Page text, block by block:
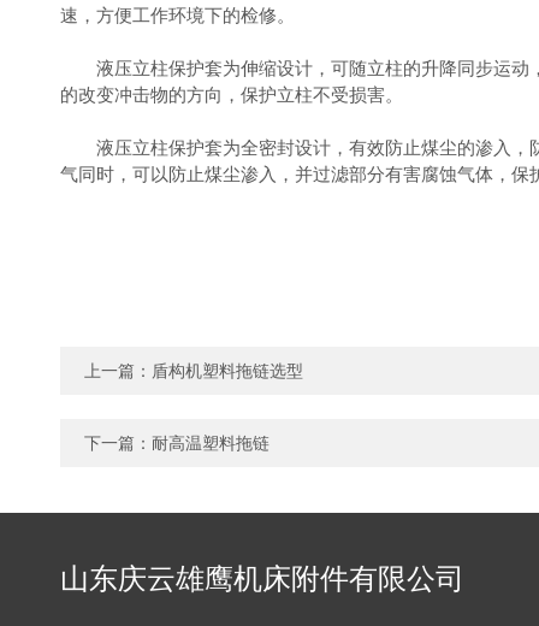
速，方便工作环境下的检修。
液压立柱保护套为伸缩设计，可随立柱的升降同步运动
的改变冲击物的方向，保护立柱不受损害。
液压立柱保护套为全密封设计，有效防止煤尘的渗入，
气同时，可以防止煤尘渗入，并过滤部分有害腐蚀气体，保
上一篇： 盾构机塑料拖链选型
下一篇： 耐高温塑料拖链
山东庆云雄鹰机床附件有限公司